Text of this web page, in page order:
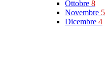
Ottobre 8
Novembre 5
Dicembre 4